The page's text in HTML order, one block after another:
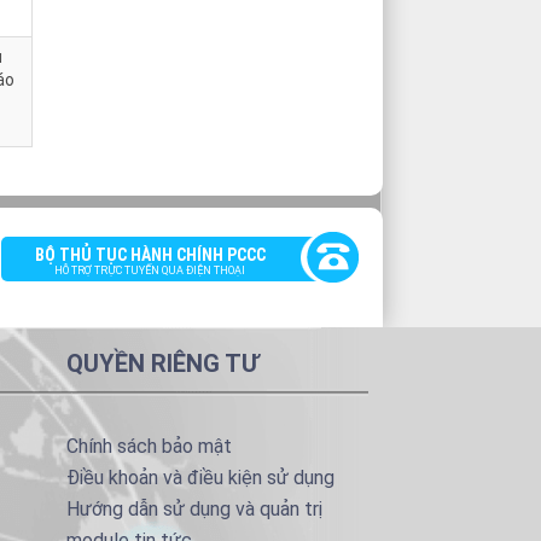
BỘ THỦ TỤC HÀNH CHÍNH PCCC
HỖ TRỢ TRỰC TUYẾN QUA ĐIỆN THOẠI
QUYỀN RIÊNG TƯ
Chính sách bảo mật
Điều khoản và điều kiện sử dụng
Hướng dẫn sử dụng và quản trị